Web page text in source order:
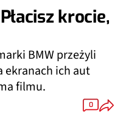
krocie,
BMW przeżyli
ekranach ich aut
filmu.
0